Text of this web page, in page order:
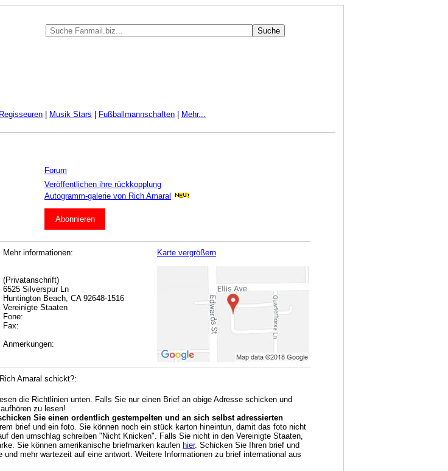
Regisseuren Musik Stars Fußballmannschaften Mehr...
Forum
Veröffentlichen ihre rückkopplung
Autogramm-galerie von Rich Amaral
Abonnieren
Mehr informationen:
(Privatanschrift)
6525 Silverspur Ln
Huntington Beach, CA 92648-1516
Vereinigte Staaten
Fone:
Fax:
Anmerkungen:
Karte vergrößern
Amaral schickt?:
die Richtlinien unten. Falls Sie nur einen Brief an obige Adresse schicken und
zu lesen!
Sie einen ordentlich gestempelten und an sich selbst adressierten
brief und ein foto. Sie können noch ein stück karton hineintun, damit das foto nicht
den umschlag schreiben "Nicht Knicken". Falls Sie nicht in den Vereinigte Staaten,
Sie können amerikanische briefmarken kaufen hier. Schicken Sie Ihren brief und
mehr wartezeit auf eine antwort. Weitere Informationen zu brief international aus